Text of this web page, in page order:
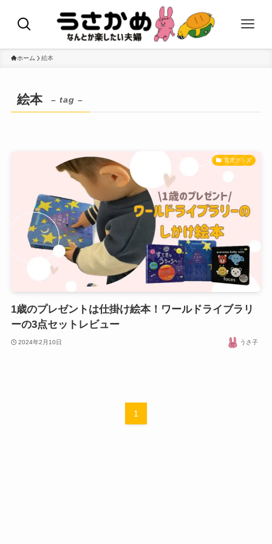
ホーム 絵本
絵本 – tag –
育児グッズ
1歳のプレゼントは仕掛け絵本！ワールドライブラリ
ーの3点セットレビュー
2024年2月10日 うさ子
1